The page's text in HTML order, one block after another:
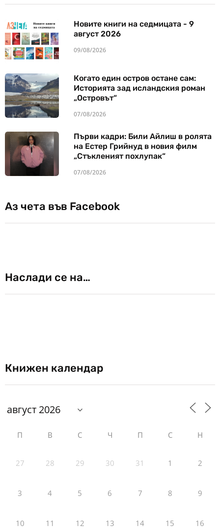
Новите книги на седмицата - 9
август 2026
09/08/2026
Когато един остров остане сам:
Историята зад исландския роман
„Островът“
07/08/2026
Първи кадри: Били Айлиш в ролята
на Естер Грийнуд в новия филм
„Стъкленият похлупак“
07/08/2026
Аз чета във Facebook
Наслади се на…
Книжен календар
П В С Ч П С Н
27 28 29 30 31 1 2
3 4 5 6 7 8 9
10 11 12 13 14 15 16